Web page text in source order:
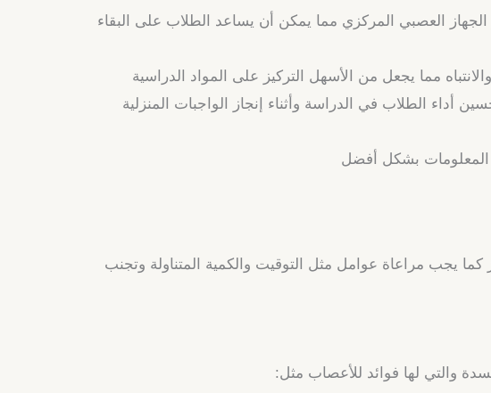
العصبي المركزي مما يمكن أن يساعد الطلاب على البقاء
مما يجعل من الأسهل التركيز على المواد الدراسية
أداء الطلاب في الدراسة وأثناء إنجاز الواجبات المنزلية
المعلومات بشكل أفضل
كما يجب مراعاة عوامل مثل التوقيت والكمية المتناولة وتجنب
والتي لها فوائد للأعصاب مثل: